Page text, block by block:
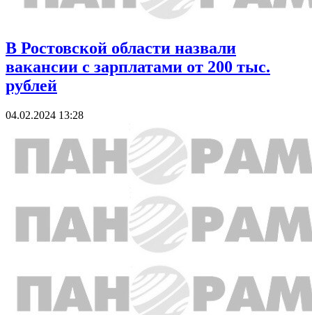
В Ростовской области назвали
вакансии с зарплатами от 200 тыс.
рублей
04.02.2024 13:28